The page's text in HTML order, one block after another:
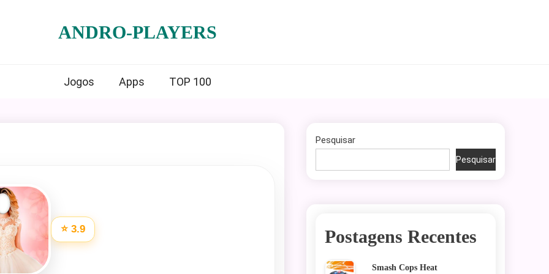
ANDRO-PLAYERS
Jogos Apps TOP 100
⭐ 3.9
Pesquisar
Pesquisar
Postagens Recentes
Smash Cops Heat